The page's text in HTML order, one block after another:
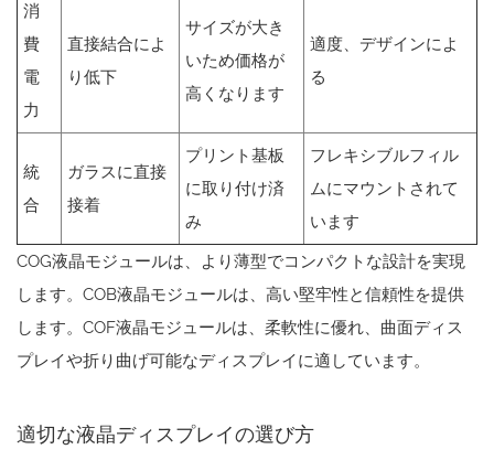
消
費
電
力
直接結合によ
り低下
サイズが大き
いため価格が
高くなります
適度、デザインによ
る
統
合
ガラスに直接
接着
プリント基板
に取り付け済
み
フレキシブルフィル
ムにマウントされて
います
COG液晶モジュールは、より薄型でコンパクトな設計を実現
します。COB液晶モジュールは、高い堅牢性と信頼性を提供
します。COF液晶モジュールは、柔軟性に優れ、曲面ディス
プレイや折り曲げ可能なディスプレイに適しています。
適切な液晶ディスプレイの選び方